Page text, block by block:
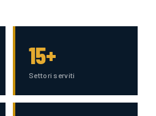
15+
Settori serviti